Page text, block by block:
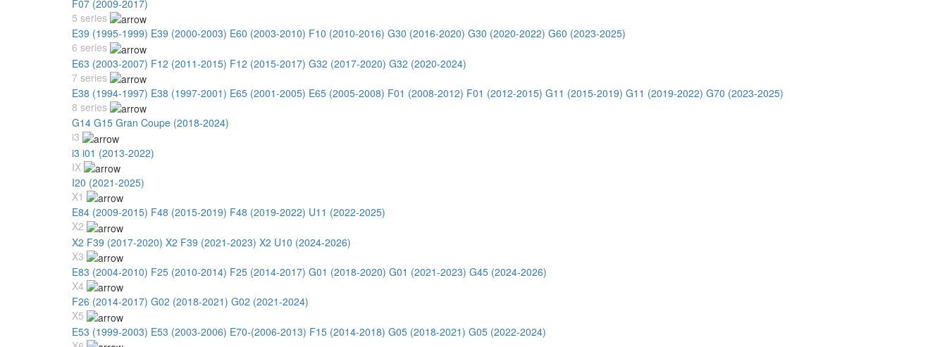
F07 (2009-2017)
5 series
E39 (1995-1999) E39 (2000-2003) E60 (2003-2010) F10 (2010-2016) G30 (2016-2020) G30 (2020-2022) G60 (2023-2025)
6 series
E63 (2003-2007) F12 (2011-2015) F12 (2015-2017) G32 (2017-2020) G32 (2020-2024)
7 series
E38 (1994-1997) E38 (1997-2001) E65 (2001-2005) E65 (2005-2008) F01 (2008-2012) F01 (2012-2015) G11 (2015-2019) G11 (2019-2022) G70 (2023-2025)
8 series
G14 G15 Gran Coupe (2018-2024)
i3
i3 i01 (2013-2022)
IX
I20 (2021-2025)
X1
E84 (2009-2015) F48 (2015-2019) F48 (2019-2022) U11 (2022-2025)
X2
X2 F39 (2017-2020) X2 F39 (2021-2023) X2 U10 (2024-2026)
X3
E83 (2004-2010) F25 (2010-2014) F25 (2014-2017) G01 (2018-2020) G01 (2021-2023) G45 (2024-2026)
X4
F26 (2014-2017) G02 (2018-2021) G02 (2021-2024)
X5
E53 (1999-2003) E53 (2003-2006) E70-(2006-2013) F15 (2014-2018) G05 (2018-2021) G05 (2022-2024)